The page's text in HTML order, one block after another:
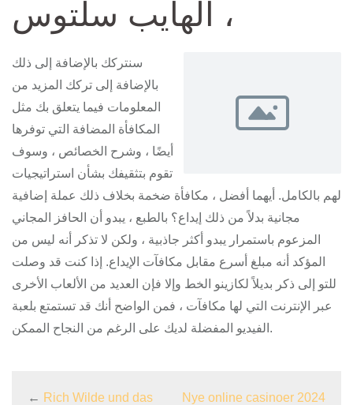
الهايب سلتوس ،
سنتركك بالإضافة إلى ذلك
بالإضافة إلى تركك المزيد من
المعلومات فيما يتعلق بك مثل
المكافأة المضافة التي توفرها
أيضًا ، وشرح الخصائص ، وسوف
تقوم بتثقيفك بشأن استراتيجيات
لهم بالكامل. أيهما أفضل ، مكافأة ضخمة بخلاف ذلك عملة إضافية
مجانية بدلاً من ذلك إيداع؟ بالطبع ، يبدو أن الحافز المجاني
المزعوم باستمرار يبدو أكثر جاذبية ، ولكن لا تذكر أنه ليس من
المؤكد أنه مبلغ أسرع مقابل مكافآت الإيداع. إذا كنت قد وصلت
للتو إلى ذكر بديلاً لكازينو الخط وإلا فإن العديد من الألعاب الأخرى
عبر الإنترنت التي لها مكافآت ، فمن الواضح أنك قد تستمتع بلعبة
الفيديو المفضلة لديك على الرغم من النجاح الممكن.
← Rich Wilde und das
Nye online casinoer 2024